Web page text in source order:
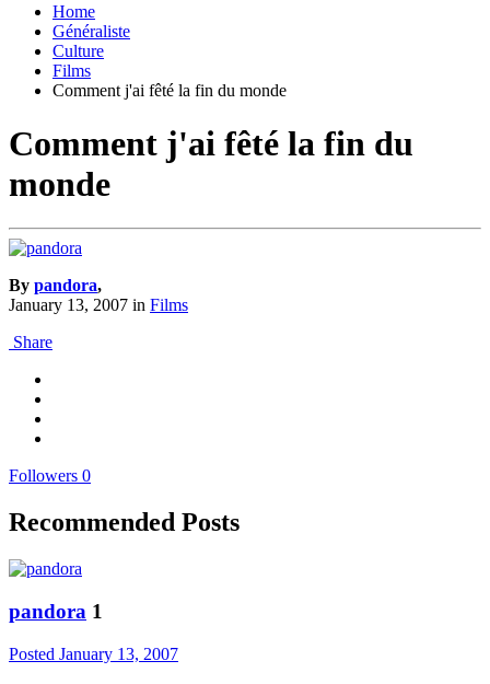
Home
Généraliste
Culture
Films
Comment j'ai fêté la fin du monde
Comment j'ai fêté la fin du
monde
By pandora,
January 13, 2007 in Films
Share
Followers 0
Recommended Posts
pandora 1
Posted January 13, 2007